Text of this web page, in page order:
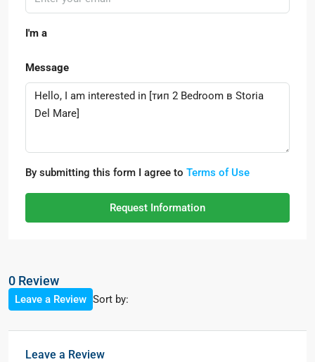
I'm a
Message
By submitting this form I agree to Terms of Use
Request Information
0 Review
Sort by:
Leave a Review
Leave a Review